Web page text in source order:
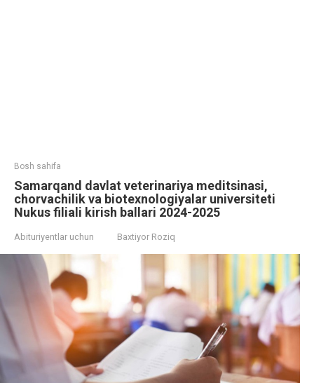
Bosh sahifa
Samarqand davlat veterinariya meditsinasi,
chorvachilik va biotexnologiyalar universiteti
Nukus filiali kirish ballari 2024-2025
Abituriyentlar uchun Baxtiyor Roziq